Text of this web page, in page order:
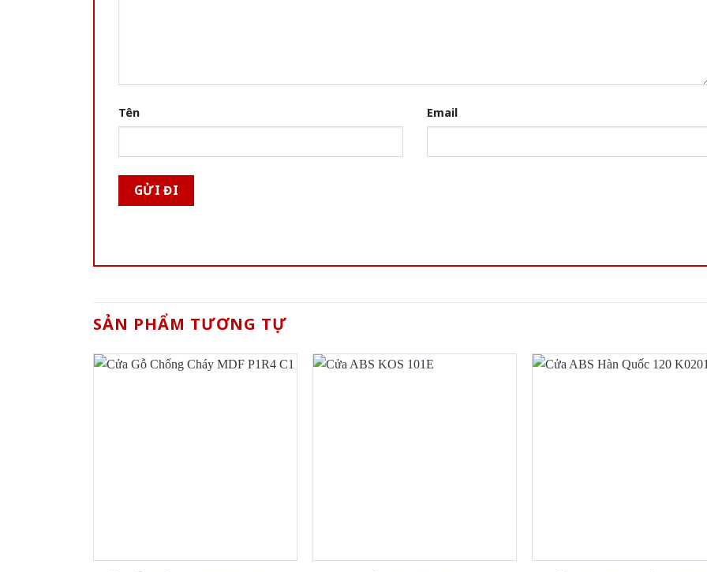
Tên Email
SẢN PHẨM TƯƠNG TỰ